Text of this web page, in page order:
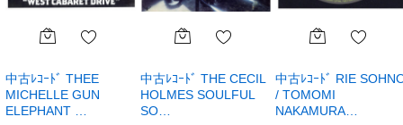
中古ﾚｺｰﾄﾞ THEE
MICHELLE GUN
ELEPHANT …
中古ﾚｺｰﾄﾞ THE CECIL
HOLMES SOULFUL
SO…
中古ﾚｺｰﾄﾞ RIE
/ TOMOMI
NAKAMURA…